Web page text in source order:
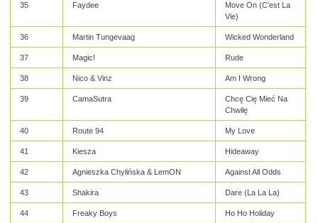
35 Faydee
Move On (C'est La
Vie)
36 Martin Tungevaag Wicked Wonderland
37 Magic! Rude
38 Nico & Vinz Am I Wrong
39 CamaSutra
Chcę Cię Mieć Na
Chwilę
40 Route 94 My Love
41 Kiesza Hideaway
42 Agnieszka Chylińska & LemON Against All Odds
43 Shakira Dare (La La La)
44 Freaky Boys Ho Ho Holiday